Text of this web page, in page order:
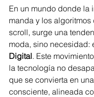
En un mundo donde la
manda y los
scroll, surge una
moda, sino necesidad:
Digital. Este
la tecnología no
que se convierta en
consciente, alineada